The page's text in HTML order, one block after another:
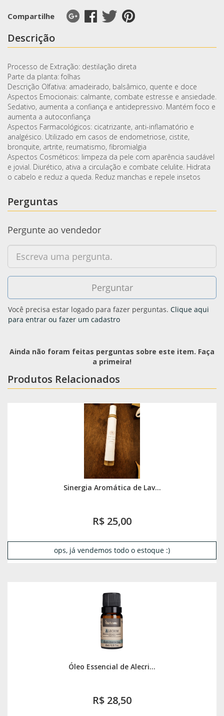
Compartilhe
Descrição
Processo de Extração: destilação direta
Parte da planta: folhas
Descrição Olfativa: amadeirado, balsâmico, quente e doce
Aspectos Emocionais: calmante, combate estresse e ansiedade.
Sedativo, aumenta a confiança e antidepressivo. Mantém foco e
aumenta a autoconfiança
Aspectos Farmacológicos: cicatrizante, anti-inflamatório e
analgésico. Utilizado em casos de endometriose, cistite,
bronquite, artrite, reumatismo, fibromialgia
Aspectos Cosméticos: limpeza da pele com aparência saudável
e jovial. Diurético, ativa a circulação e combate celulite. Hidrata
o cabelo e reduz a queda. Reduz manchas e repele insetos
Perguntas
Pergunte ao vendedor
Você precisa estar logado para fazer perguntas. Clique aqui
para entrar ou fazer um cadastro
Ainda não foram feitas perguntas sobre este item. Faça
a primeira!
Produtos Relacionados
Sinergia Aromática de Lav...
R$ 25,00
ops, já vendemos todo o estoque :)
Óleo Essencial de Alecri...
R$ 28,50